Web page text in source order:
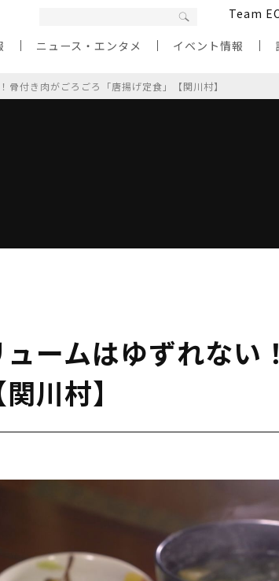
Team
ニュース・エンタメ イベント情報
骨付き肉がごろごろ「唐揚げ定食」【関川村】
ュームはゆずれな
川村】